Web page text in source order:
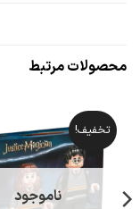
محصولات مرتبط
تخفیف!
ناموجود